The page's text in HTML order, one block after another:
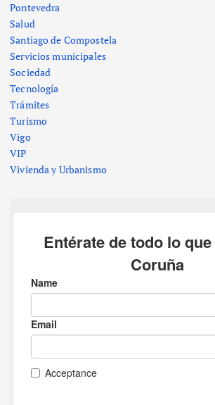
Pontevedra
Salud
Santiago de Compostela
Servicios municipales
Sociedad
Tecnología
Trámites
Turismo
Vigo
VIP
Vivienda y Urbanismo